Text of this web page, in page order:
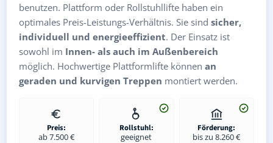
benutzen. Plattform oder Rollstuhllifte haben ein
optimales Preis-Leistungs-Verhältnis. Sie sind sicher,
individuell und energieeffizient. Der Einsatz ist
sowohl im Innen- als auch im Außenbereich
möglich. Hochwertige Plattformlifte können an
geraden und kurvigen Treppen montiert werden.
Preis:
ab 7.500 €
Rollstuhl:
geeignet
Förderung:
bis zu 8.260 €